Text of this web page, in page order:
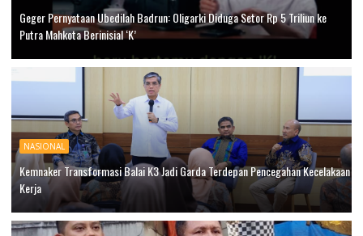
Geger Pernyataan Ubedilah Badrun: Oligarki Diduga Setor Rp 5 Triliun ke
Putra Mahkota Berinisial ‘K’
NASIONAL
Kemnaker Transformasi Balai K3 Jadi Garda Terdepan Pencegahan Kecelakaan
Kerja